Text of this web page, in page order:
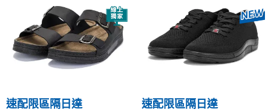
速配限區隔日達 速配限區隔日達